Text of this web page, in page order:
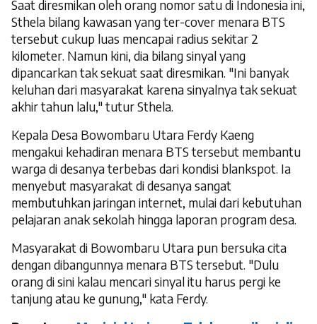
Saat diresmikan oleh orang nomor satu di Indonesia ini,
Sthela bilang kawasan yang ter-cover menara BTS
tersebut cukup luas mencapai radius sekitar 2
kilometer. Namun kini, dia bilang sinyal yang
dipancarkan tak sekuat saat diresmikan. "Ini banyak
keluhan dari masyarakat karena sinyalnya tak sekuat
akhir tahun lalu," tutur Sthela.
Kepala Desa Bowombaru Utara Ferdy Kaeng
mengakui kehadiran menara BTS tersebut membantu
warga di desanya terbebas dari kondisi blankspot. Ia
menyebut masyarakat di desanya sangat
membutuhkan jaringan internet, mulai dari kebutuhan
pelajaran anak sekolah hingga laporan program desa.
Masyarakat di Bowombaru Utara pun bersuka cita
dengan dibangunnya menara BTS tersebut. "Dulu
orang di sini kalau mencari sinyal itu harus pergi ke
tanjung atau ke gunung," kata Ferdy.